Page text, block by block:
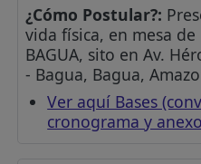
¿Cómo Postular?:
vida física, en mesa de
BAGUA, sito en Av.
- Bagua, Bagua,
Ver aquí Bases
cronograma y